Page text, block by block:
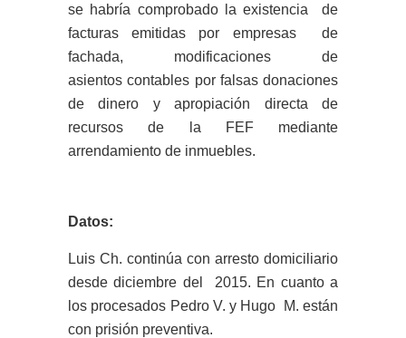
se habría comprobado la existencia de
facturas emitidas por empresas de
fachada, modificaciones de
asientos contables por falsas donaciones
de dinero y apropiación directa de
recursos de la FEF mediante
arrendamiento de inmuebles.
Datos:
Luis Ch. continúa con arresto domiciliario
desde diciembre del 2015. En cuanto a
los procesados Pedro V. y Hugo M. están
con prisión preventiva.